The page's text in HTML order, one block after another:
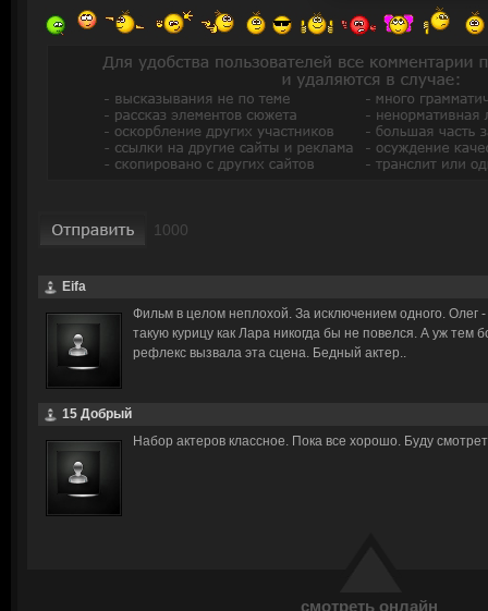
смотреть онлайн
Eifa
Фильм в целом неплохой. За исключением одного. Олег
такую курицу как Лара никогда бы не повелся. А уж тем
рефлекс вызвала эта сцена. Бедный актер..
15 Добрый
Набор актеров классное. Пока все хорошо. Буду